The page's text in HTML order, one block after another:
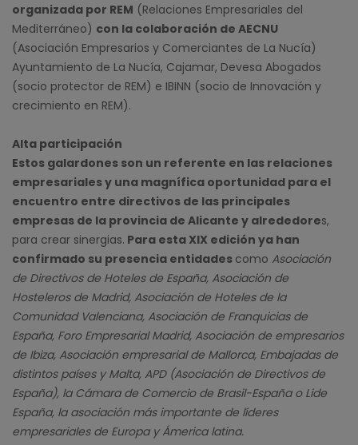
organizada por REM (Relaciones Empresariales del
Mediterráneo) con la colaboración de AECNU
(Asociación Empresarios y Comerciantes de La Nucía)
Ayuntamiento de La Nucía, Cajamar, Devesa Abogados
(socio protector de REM) e IBINN (socio de Innovación y
crecimiento en REM).
Alta participación
Estos galardones son un referente en las relaciones
empresariales y una magnífica oportunidad para el
encuentro entre directivos de las principales
empresas de la provincia de Alicante y alrededores,
para crear sinergias. Para esta XIX edición ya han
confirmado su presencia entidades como Asociación
de Directivos de Hoteles de España, Asociación de
Hosteleros de Madrid, Asociación de Hoteles de la
Comunidad Valenciana, Asociación de Franquicias de
España, Foro Empresarial Madrid, Asociación de empresarios
de Ibiza, Asociación empresarial de Mallorca, Embajadas de
distintos países y Malta, APD (Asociación de Directivos de
España), la Cámara de Comercio de Brasil-España o Lide
España, la asociación más importante de líderes
empresariales de Europa y Ámerica latina.